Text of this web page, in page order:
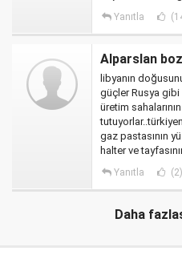
Yanıtla
Alparslan
libyanın
güçler Rusya gibi
üretim
gaz pastasının
halter ve
Yanıtla (2)
Daha